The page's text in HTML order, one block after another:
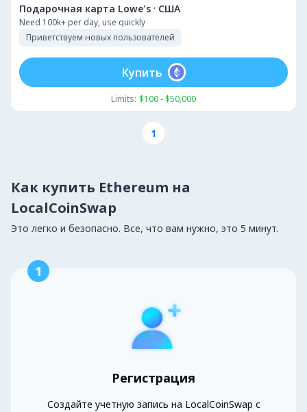
Подарочная карта Lowe's · США
Need 100k+ per day, use quickly
Приветствуем новых пользователей
Limits: $100 - $50,000
Купить
1
Как купить Ethereum на
LocalCoinSwap
Это легко и безопасно. Все, что вам нужно, это 5 минут.
1
Регистрация
Создайте учетную запись на LocalCoinSwap с